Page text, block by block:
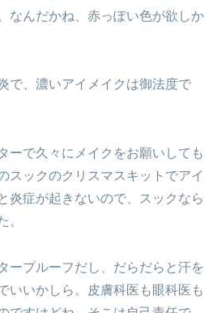
なんだかね、赤っぽい色が欲しか
で、濃いアイメイクは御法度で
ーで久々にメイクをお願いしても
スックのクリスマスキットでアイ
炎症が起きないので、スックなら
。
ープルーフだし、だらだらと汗を
いいかしら。皮膚科医も眼科医も